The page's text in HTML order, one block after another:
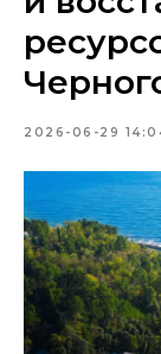
2026-06-29